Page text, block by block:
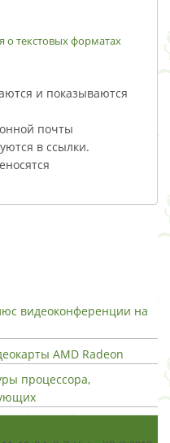
текстовых форматах
и показываются
почты
в ссылки.
видеоконференции на
AMD Radeon
процессора,